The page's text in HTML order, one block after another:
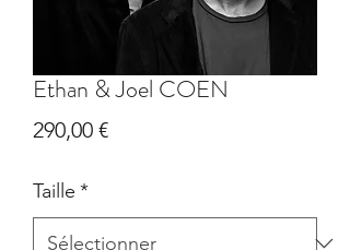
Ethan & Joel COEN
290,00 €Prix
Taille *